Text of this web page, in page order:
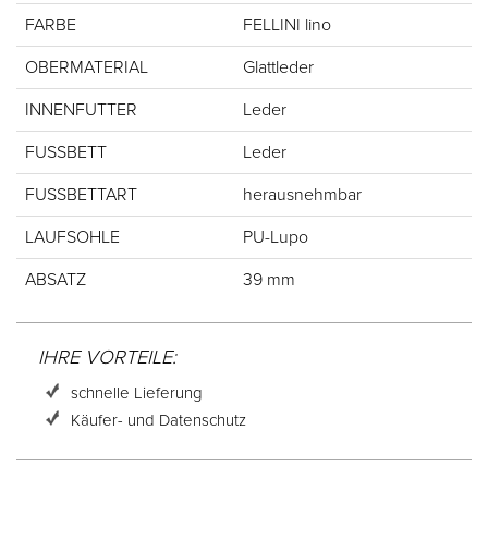
FARBE FELLINI lino
OBERMATERIAL Glattleder
INNENFUTTER Leder
FUSSBETT Leder
FUSSBETTART herausnehmbar
LAUFSOHLE PU-Lupo
ABSATZ 39 mm
IHRE VORTEILE:
schnelle Lieferung
Käufer- und Datenschutz